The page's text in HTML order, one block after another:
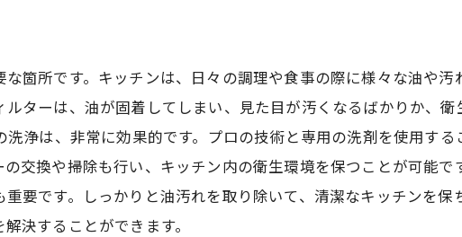
箇所です。キッチンは、日々の調理や食事の際に様々な油や汚
ターは、油が固着してしまい、見た目が汚くなるばかりか、衛
浄は、非常に効果的です。プロの技術と専用の洗剤を使用する
交換や掃除も行い、キッチン内の衛生環境を保つことが可能で
要です。しっかりと油汚れを取り除いて、清潔なキッチンを保
決することができます。